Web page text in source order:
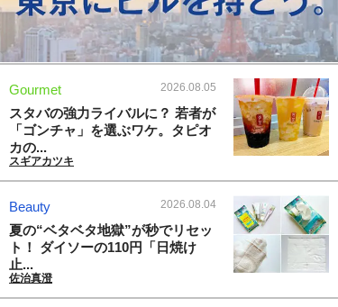
Gourmet 2026.08.05
スタバの強力ライバルに？ 若者が
「ゴンチャ」を選ぶワケ。タピオ
カの...
スギアカツキ
Beauty 2026.08.04
夏の“ベタベタ地獄”が秒でリセッ
ト！ ダイソーの110円「日焼け
止...
佐治真澄